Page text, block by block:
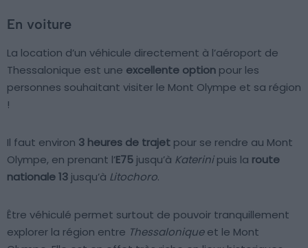
En voiture
La location d’un véhicule directement à l’aéroport de
Thessalonique est une excellente option pour les
personnes souhaitant visiter le Mont Olympe et sa région
!
Il faut environ 3 heures de trajet pour se rendre au Mont
Olympe, en prenant l’E75 jusqu’à Katerinipuis la route
nationale 13 jusqu’à Litochoro.
Être véhiculé permet surtout de pouvoir tranquillement
explorer la région entre Thessaloniqueet le Mont